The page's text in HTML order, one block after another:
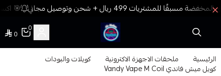
🎯
فيب المدينة
0
0
الرئيسية ملحقات الاجهزة الاكترونية كويلات والبودات
كويل ميش فاندي Vandy Vape M Coil